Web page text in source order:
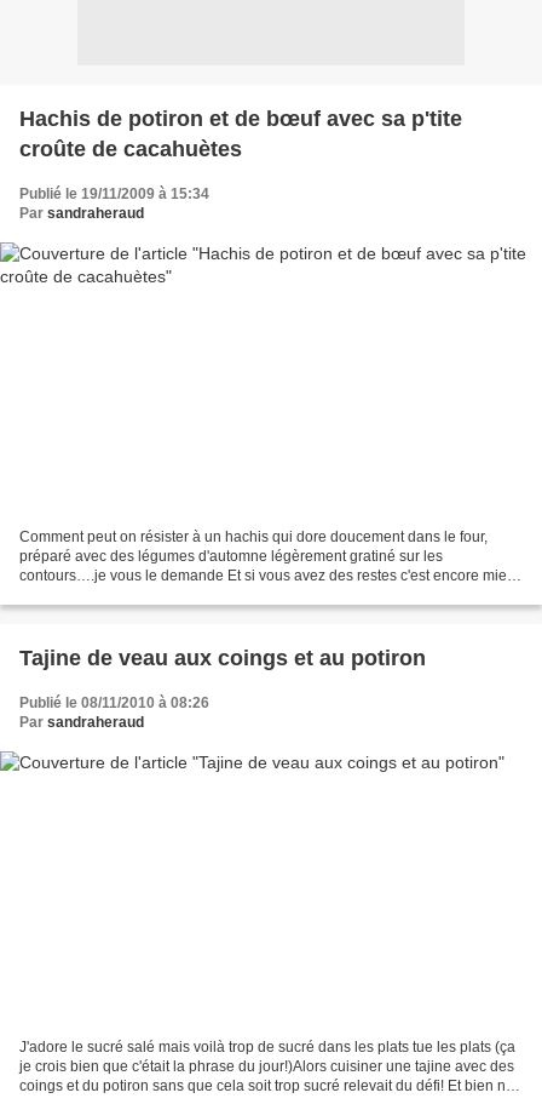
Hachis de potiron et de bœuf avec sa p'tite
croûte de cacahuètes
Publié le 19/11/2009 à 15:34
Par sandraheraud
Comment peut on résister à un hachis qui dore doucement dans le four,
préparé avec des légumes d'automne légèrement gratiné sur les
contours….je vous le demande Et si vous avez des restes c'est encore mieux
Tajine de veau aux coings et au potiron
Publié le 08/11/2010 à 08:26
Par sandraheraud
J'adore le sucré salé mais voilà trop de sucré dans les plats tue les plats (ça
je crois bien que c'était la phrase du jour!)Alors cuisiner une tajine avec des
coings et du potiron sans que cela soit trop sucré relevait du défi! Et bien non